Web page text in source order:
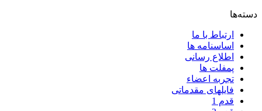
دسته‌ها
ارتباط با ما
اساسنامه ها
اطلاع رسانی
پمفلت ها
تجربه اعضاء
فایلهای مقدماتی
قدم 1